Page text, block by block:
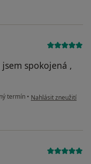
spokojená ,
termín • podle názoru
Nahlásit zneužití